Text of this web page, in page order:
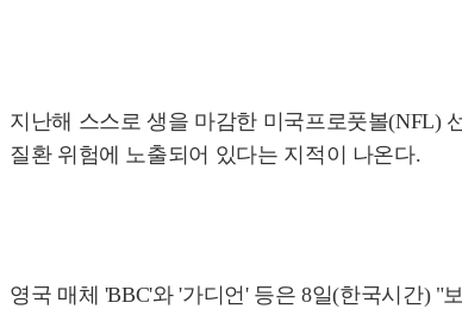
지난해 스스로 생을 마감한 미국프로풋볼(NFL)
질환 위험에 노출되어 있다는 지적이 나온다.
영국 매체 'BBC'와 '가디언' 등은 8일(한국시간) "